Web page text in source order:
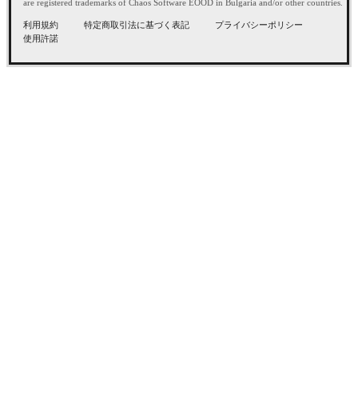
are registered trademarks of Chaos Software EOOD in Bulgaria and/or other countries.
利用規約 特定商取引法に基づく表記
プライバシーポリシー
使用許諾